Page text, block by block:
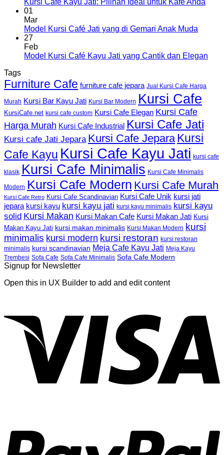
Kursi Cafe Kayu Jati: Pilihan Ideal untuk Kafe Anda
01
Mar
Model Kursi Café Jati yang di Gemari Anak Muda
27
Feb
Model Kursi Café Kayu Jati yang Cantik dan Elegan
Tags
Furniture Cafe furniture cafe jepara Jual Kursi Cafe Harga
Murah Kursi Bar Kayu Jati Kursi Bar Modern Kursi Cafe
KursiCafe.net kursi cafe custom Kursi Cafe Elegan Kursi Cafe
Harga Murah Kursi Cafe Industrial Kursi Cafe Jati
Kursi cafe Jati Jepara Kursi Cafe Jepara Kursi
Cafe Kayu Kursi Cafe Kayu Jati kursi cafe
klasik Kursi Cafe Minimalis Kursi Cafe Minimalis
Modern Kursi Cafe Modern Kursi Cafe Murah
Kursi Cafe Retro Kursi Cafe Scandinavian Kursi Cafe Unik kursi jati
jepara kursi kayu kursi kayu jati kursi kayu minimalis kursi kayu
solid Kursi Makan Kursi Makan Cafe Kursi Makan Jati Kursi
Makan Kayu Jati kursi makan minimalis Kursi Makan Modern
kursi
minimalis kursi modern kursi restoran kursi restoran
minimalis kursi scandinavian Meja Cafe Kayu Jati Meja Kayu
Trembesi Sofa Cafe Sofa Cafe Minimalis Sofa Cafe Modern
Signup for Newsletter
Open this in UX Builder to add and edit content